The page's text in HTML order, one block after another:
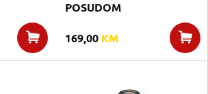
POSUDOM
169,00 KM